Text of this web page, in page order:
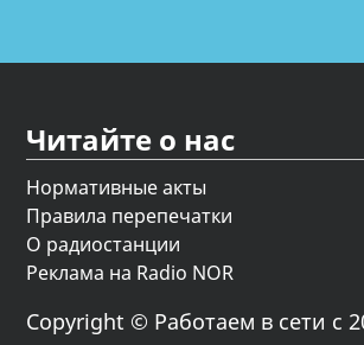
Читайте о нас
Нормативные акты
Правила перепечатки
О радиостанции
Реклама на Radio NOR
Copyright © Работаем в сети с